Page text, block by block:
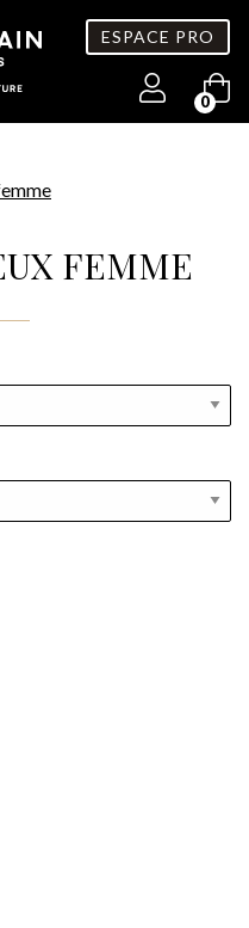
ESPACE PRO
0
FEMME